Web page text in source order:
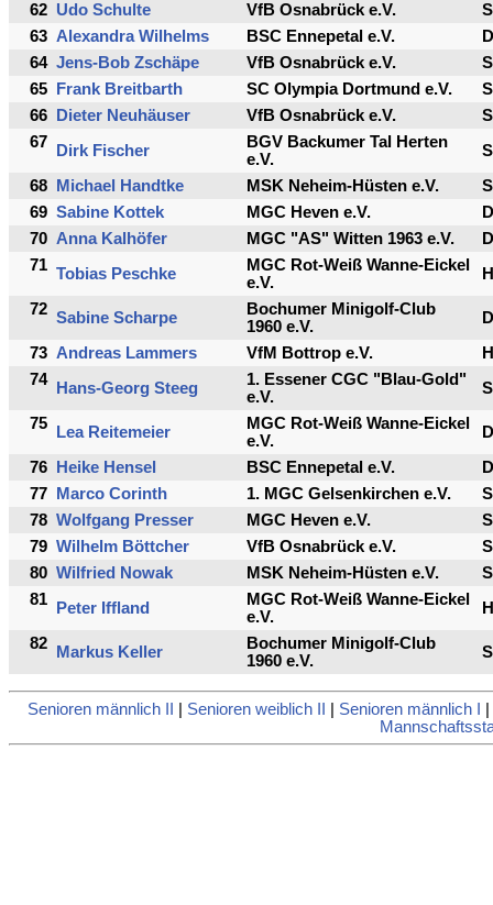
62 Udo Schulte VfB Osnabrück e.V.
63 Alexandra Wilhelms BSC Ennepetal e.V.
D
64 Jens-Bob Zschäpe VfB Osnabrück e.V.
65
Frank Breitbarth SC Olympia Dortmund e.V.
66
Dieter Neuhäuser VfB Osnabrück e.V.
67
Dirk Fischer
BGV Backumer Tal Herten
e.V.
68
Michael Handtke MSK Neheim-Hüsten e.V.
69 Sabine Kottek MGC Heven e.V.
D
70 Anna Kalhöfer MGC "AS" Witten 1963 e.V.
D
71 Tobias Peschke
MGC Rot-Weiß Wanne-Eickel
e.V.
H
72 Sabine Scharpe
Bochumer Minigolf-Club
1960 e.V.
D
73 Andreas Lammers VfM Bottrop e.V.
H
74
Hans-Georg Steeg
1. Essener CGC "Blau-Gold"
e.V.
75
Lea Reitemeier
MGC Rot-Weiß Wanne-Eickel
e.V.
D
76
Heike Hensel BSC Ennepetal e.V.
D
77
Marco Corinth 1. MGC Gelsenkirchen e.V.
78 Wolfgang Presser MGC Heven e.V.
79 Wilhelm Böttcher VfB Osnabrück e.V.
80 Wilfried Nowak MSK Neheim-Hüsten e.V.
81
Peter Iffland
MGC Rot-Weiß Wanne-Eickel
e.V.
H
82
Markus Keller
Bochumer Minigolf-Club
1960 e.V.
Senioren männlich II Senioren weiblich II Senioren männlich I